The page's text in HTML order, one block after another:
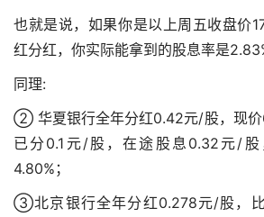
也就是说，如果你是以上周五收盘价
红分红，你实际能拿到的股息率是
同理:
② 华夏银行全年分红0.42元/股，现价
已分0.1元/股，在途股息0.32元/
4.80%；
③北京银行全年分红0.278元/股，